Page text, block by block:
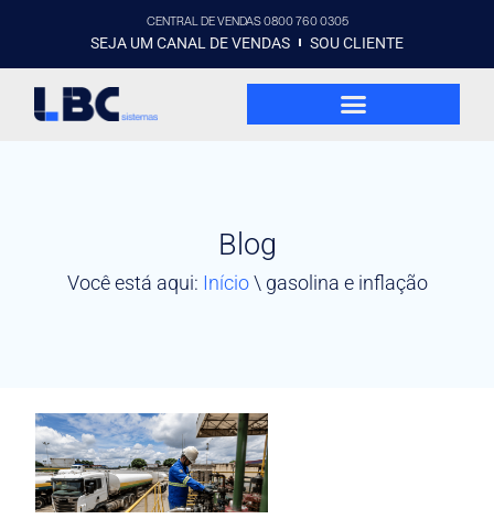
CENTRAL DE VENDAS 0800 760 0305
SEJA UM CANAL DE VENDAS SOU CLIENTE
Blog
Você está aqui: Início\ gasolina e inflação